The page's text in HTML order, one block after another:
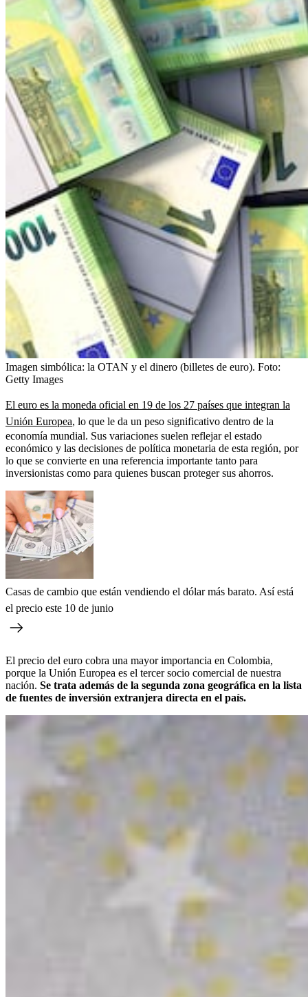
Imagen simbólica: la OTAN y el dinero (billetes de euro). Foto:
Getty Images
El euro es la moneda oficial en 19 de los 27 países que integran la
Unión Europea, lo que le da un peso significativo dentro de la
economía mundial. Sus variaciones suelen reflejar el estado
económico y las decisiones de política monetaria de esta región, por
lo que se convierte en una referencia importante tanto para
inversionistas como para quienes buscan proteger sus ahorros.
Casas de cambio que están vendiendo el dólar más barato. Así está
el precio este 10 de junio
El precio del euro cobra una mayor importancia en Colombia,
porque la Unión Europea es el tercer socio comercial de nuestra
nación. Se trata además de la segunda zona geográfica en la lista
de fuentes de inversión extranjera directa en el país.